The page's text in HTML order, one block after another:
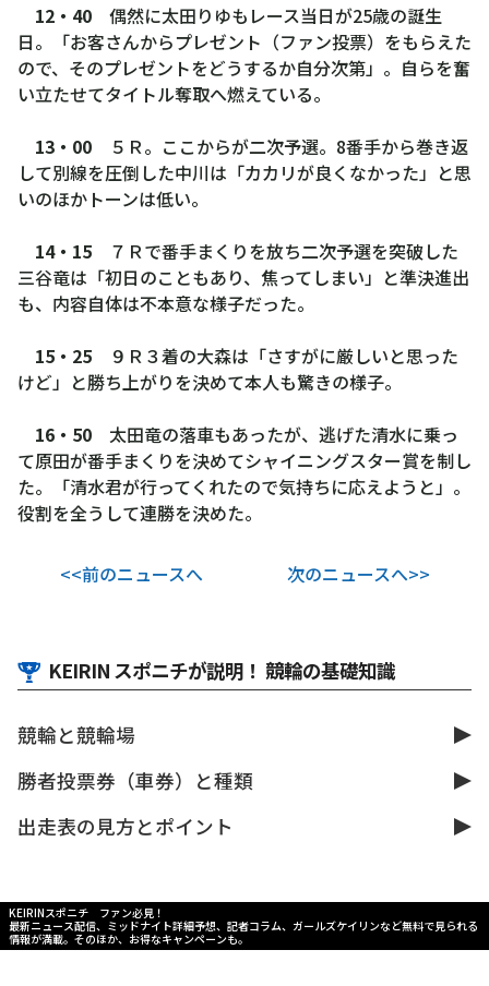
12・40 偶然に太田りゆもレース当日が25歳の誕生
日。「お客さんからプレゼント（ファン投票）をもらえた
ので、そのプレゼントをどうするか自分次第」。自らを奮
い立たせてタイトル奪取へ燃えている。
13・00 ５Ｒ。ここからが二次予選。8番手から巻き返
して別線を圧倒した中川は「カカリが良くなかった」と思
いのほかトーンは低い。
14・15 ７Ｒで番手まくりを放ち二次予選を突破した
三谷竜は「初日のこともあり、焦ってしまい」と準決進出
も、内容自体は不本意な様子だった。
15・25 ９Ｒ３着の大森は「さすがに厳しいと思った
けど」と勝ち上がりを決めて本人も驚きの様子。
16・50 太田竜の落車もあったが、逃げた清水に乗っ
て原田が番手まくりを決めてシャイニングスター賞を制し
た。「清水君が行ってくれたので気持ちに応えようと」。
役割を全うして連勝を決めた。
<<前のニュースへ 次のニュースへ>>
KEIRIN スポニチが説明！ 競輪の基礎知識
競輪と競輪場
勝者投票券（車券）と種類
出走表の見方とポイント
KEIRINスポニチ ファン必見！
最新ニュース配信、ミッドナイト詳細予想、記者コラム、ガールズケイリンなど無料で見られる
情報が満載。そのほか、お得なキャンペーンも。